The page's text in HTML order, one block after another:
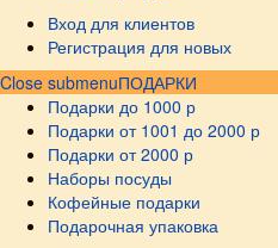
Вход для клиентов
Регистрация для новых
Close submenuПОДАРКИ
Подарки до 1000 р
Подарки от 1001 до 2000 р
Подарки от 2000 р
Наборы посуды
Кофейные подарки
Подарочная упаковка